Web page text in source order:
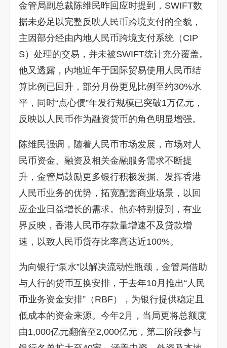
金管局副总裁陈维民昨回应时提到，SWIFT数
据未必足以完整反映人民币跨境支付的全貌，
主因部分经由内地人民币跨境支付系统（CIP
S）处理的交易，并未被SWIFT统计充分覆盖。
他又透露，内地近年于国际贸易使用人民币结
算比例已回升，部分月份更见比例至约30%水
平，同时“点心债”年发行规模已突破1万亿元，
反映以人民币作为融资货币的角色明显增强。
陈维民强调，随着人民币市场发展，市场对人
民币资金、融资及相关金融服务需求不断提
升，金管局鼓励更多银行积极发掘、发挥香港
人民币业务的优势，拓宽配套商业场景，以回
应企业日益增长的需求。他亦特别提到，有业
界反映，香港人民币存款量增速不及贷款增
速，以致人民币贷存比率高达近100%。
为向银行“泵水”以解决流动性瓶颈，金管局借助
与人行的货币互换安排，于去年10月推出“人民
币业务资金安排”（RBF），为银行提供稳定且
低成本的资金来源。今年2月，当局更将总额度
由1,000亿元翻倍至2,000亿元，第二阶段参与